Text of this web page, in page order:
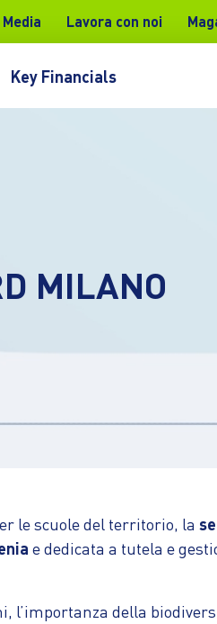
Lavora con noi
Key Financials
MILANO
le scuole del territorio, la
e dedicata a tutela e
l’importanza della